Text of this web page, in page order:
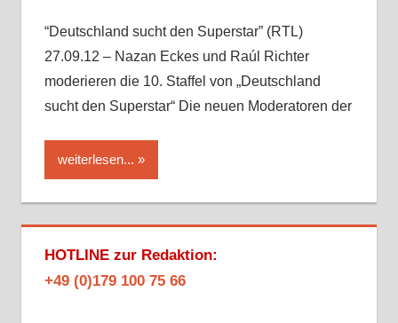
“Deutschland sucht den Superstar” (RTL)
27.09.12 – Nazan Eckes und Raúl Richter
moderieren die 10. Staffel von „Deutschland
sucht den Superstar“ Die neuen Moderatoren der
weiterlesen...
HOTLINE zur Redaktion:
+49 (0)179 100 75 66